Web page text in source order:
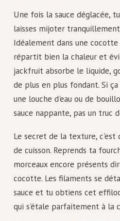
Une fois la sauce déglacée,
laisses mijoter
Idéalement dans une
répartit bien la chaleur et
jackfruit absorbe le liquide,
de plus en plus fondant. Si
une louche d'eau ou de
sauce nappante, pas un truc
Le secret de la texture, c'est
de cuisson. Reprends ta
morceaux encore présents
cocotte. Les filaments se
sauce et tu obtiens cet
qui s'étale parfaitement à la